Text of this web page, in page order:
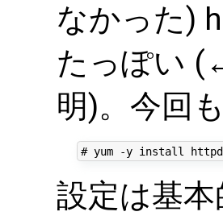
なかった)
たっぽい
明)。今回
設定は基